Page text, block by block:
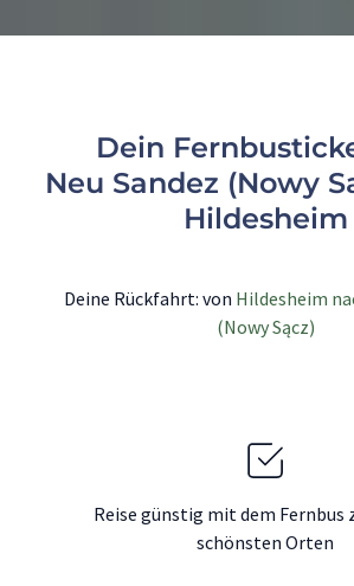
Dein
Neu Sandez (Nowy
Hildesheim
Deine Rückfahrt: von Hildesheim
(Nowy Sącz)
Reise günstig mit dem Fernbus
schönsten Orten